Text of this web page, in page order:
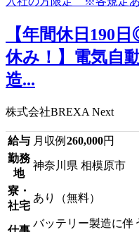
【年間休日190
休み！】電気自
造...
株式会社BREXA Next
給与 月収例 260,000円
勤務
地
神奈川県 相模原市
寮・
社宅
あり（無料）
バッテリー製造に伴